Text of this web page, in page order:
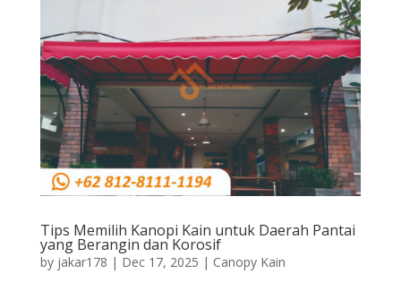
Tips Memilih Kanopi Kain untuk Daerah Pantai
yang Berangin dan Korosif
by jakar178 | Dec 17, 2025 | Canopy Kain